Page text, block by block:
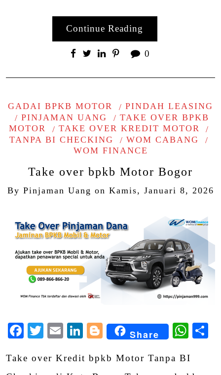
Continue Reading
0
GADAI BPKB MOTOR
PINDAH LEASING
PINJAMAN UANG
TAKE OVER BPKB
MOTOR
TAKE OVER KREDIT MOTOR
TANPA BI CHECKING
WOM CABANG
WOM FINANCE
Take over bpkb Motor Bogor
By Pinjaman Uang on Kamis, Januari 8, 2026
Facebook
Twitter
EmailLinkedIn
Blogger
Share
Take over Kredit bpkb Motor Tanpa BI